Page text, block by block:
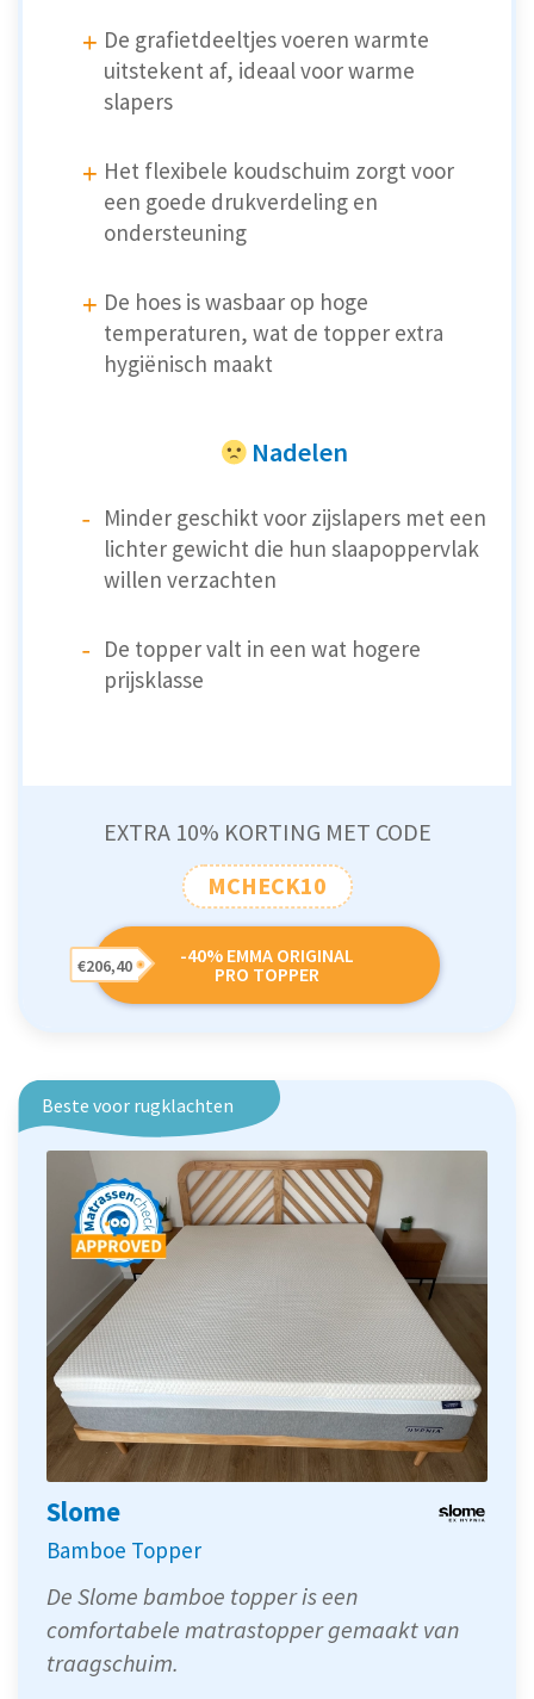
De grafietdeeltjes voeren warmte
uitstekent af, ideaal voor warme
slapers
Het flexibele koudschuim zorgt voor
een goede drukverdeling en
ondersteuning
De hoes is wasbaar op hoge
temperaturen, wat de topper extra
hygiënisch maakt
Nadelen
Minder geschikt voor zijslapers met een
lichter gewicht die hun slaapoppervlak
willen verzachten
De topper valt in een wat hogere
prijsklasse
EXTRA 10% KORTING MET CODE
MCHECK10
-40% EMMA ORIGINAL
PRO TOPPER
€206,40
Beste voor rugklachten
Slome
Bamboe Topper
De Slome bamboe topper is een
comfortabele matrastopper gemaakt van
traagschuim.